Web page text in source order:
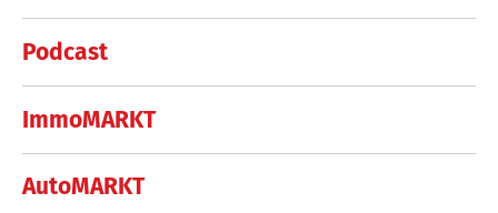
Podcast
ImmoMARKT
AutoMARKT